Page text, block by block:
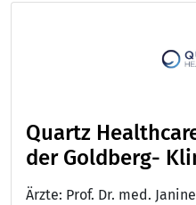
Quartz
der Goldberg-